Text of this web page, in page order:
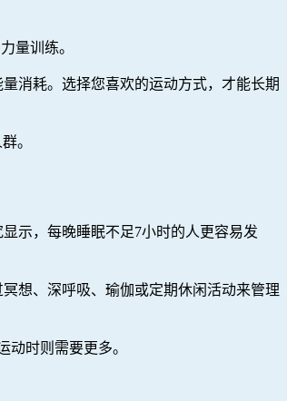
量训练。
消耗。选择您喜欢的运动方式，才能长期
。
示，每晚睡眠不足7小时的人更容易发
想、深呼吸、瑜伽或定期休闲活动来管理
时则需要更多。